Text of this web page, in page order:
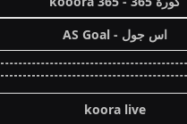
اس جول - AS Goal
koora live